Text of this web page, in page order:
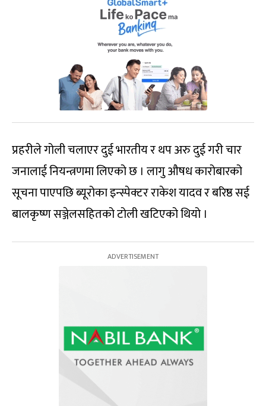
प्रहरीले गोली चलाएर दुई भारतीय र थप अरु दुई गरी चार
जनालाई नियन्त्रणमा लिएको छ । लागु औषध कारोबारको
सूचना पाएपछि ब्यूरोका इन्स्पेक्टर राकेश यादव र बरिष्ठ सई
बालकृष्ण सञ्जेलसहितको टोली खटिएको थियो ।